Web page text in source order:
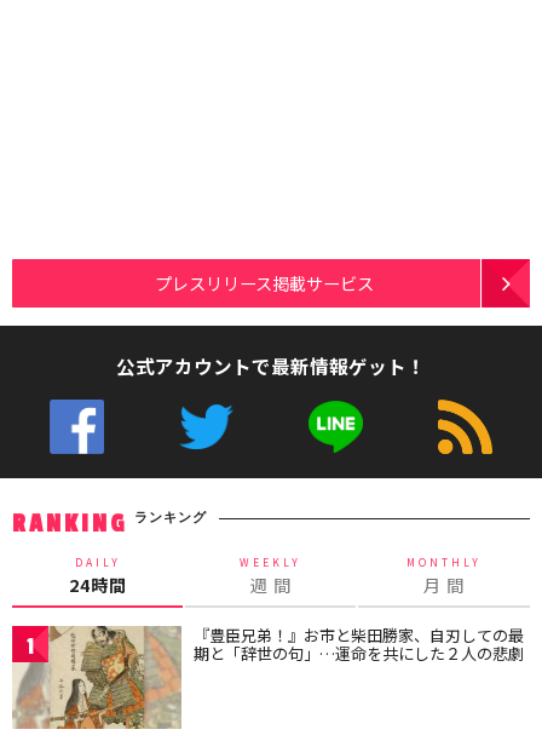
プレスリリース掲載サービス
公式アカウントで最新情報ゲット！
RANKING ランキング
DAILY
24時間
WEEKLY
週 間
MONTHLY
月 間
1 『豊臣兄弟！』お市と柴田勝家、自刃しての最
期と「辞世の句」…運命を共にした２人の悲劇